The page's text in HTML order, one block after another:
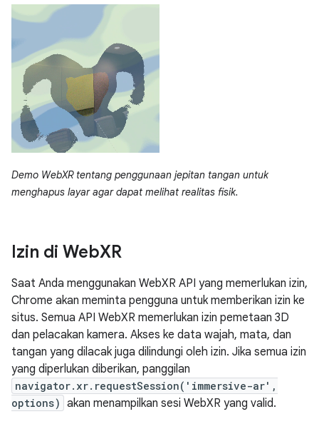
Demo WebXR tentang penggunaan jepitan tangan untuk
menghapus layar agar dapat melihat realitas fisik.
Izin di WebXR
Saat Anda menggunakan WebXR API yang memerlukan izin,
Chrome akan meminta pengguna untuk memberikan izin ke
situs. Semua API WebXR memerlukan izin pemetaan 3D
dan pelacakan kamera. Akses ke data wajah, mata, dan
tangan yang dilacak juga dilindungi oleh izin. Jika semua izin
yang diperlukan diberikan, panggilan
navigator.xr.requestSession('immersive-ar',
options) akan menampilkan sesi WebXR yang valid.